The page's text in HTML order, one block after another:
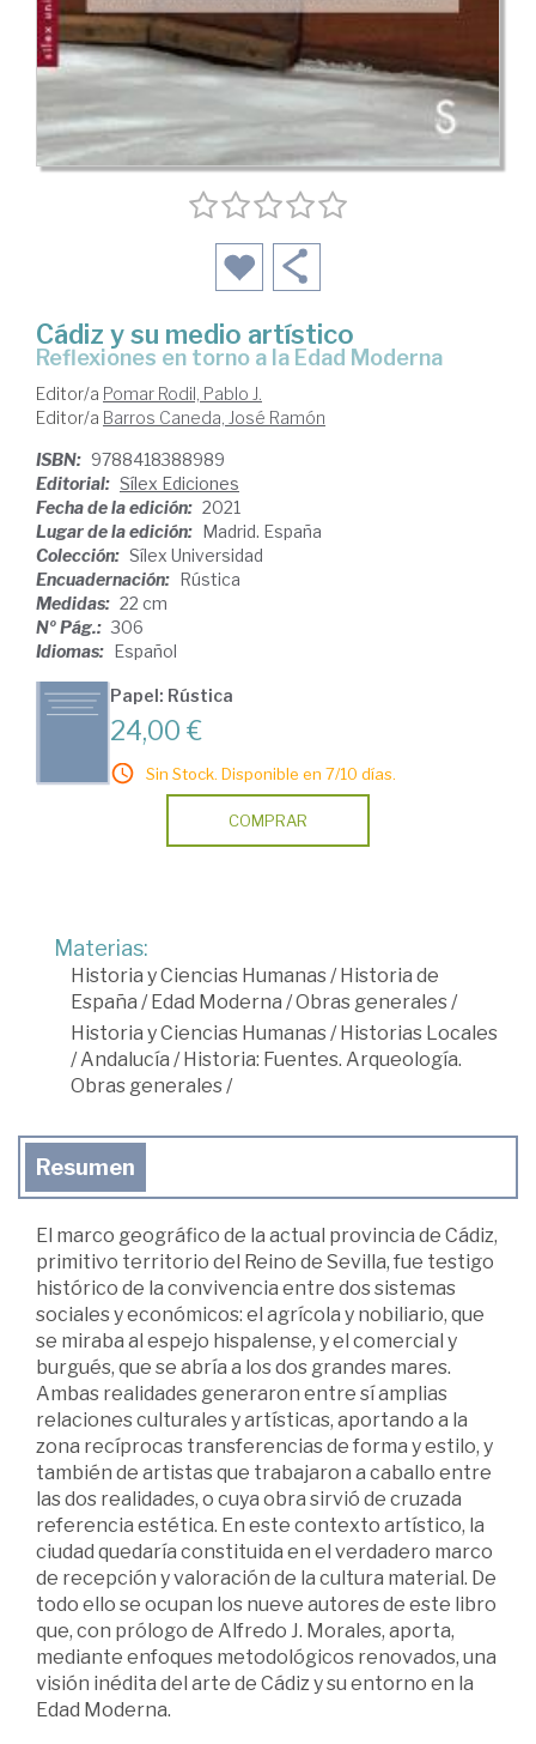
Cádiz y su medio artístico
reflexiones en torno a la Edad Moderna
Editor/a Pomar Rodil, Pablo J.
Editor/a Barros Caneda, José Ramón
ISBN: 9788418388989
Editorial: Sílex Ediciones
Fecha de la edición: 2021
Lugar de la edición: Madrid. España
Colección: Sílex Universidad
Encuadernación: Rústica
Medidas: 22 cm
Nº Pág.: 306
Idiomas: Español
Papel: Rústica
24,00 €
Sin Stock. Disponible en 7/10 días.
COMPRAR
Materias:
Historia y Ciencias Humanas/ Historia de
España / Edad Moderna /Obras generales/
Historia y Ciencias Humanas/ Historias Locales
/Andalucía / Historia: Fuentes. Arqueología.
Obras generales/
Resumen
El marco geográfico de la actual provincia de Cádiz,
primitivo territorio del Reino de Sevilla, fue testigo
histórico de la convivencia entre dos sistemas
sociales y económicos: el agrícola y nobiliario, que
se miraba al espejo hispalense, y el comercial y
burgués, que se abría a los dos grandes mares.
Ambas realidades generaron entre sí amplias
relaciones culturales y artísticas, aportando a la
zona recíprocas transferencias de forma y estilo, y
también de artistas que trabajaron a caballo entre
las dos realidades, o cuya obra sirvió de cruzada
referencia estética. En este contexto artístico, la
ciudad quedaría constituida en el verdadero marco
de recepción y valoración de la cultura material. De
todo ello se ocupan los nueve autores de este libro
que, con prólogo de Alfredo J. Morales, aporta,
mediante enfoques metodológicos renovados, una
visión inédita del arte de Cádiz y su entorno en la
Edad Moderna.